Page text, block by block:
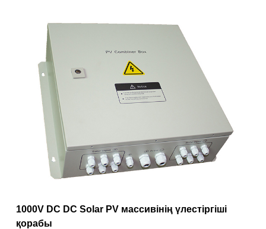
1000V DC DC Solar PV массивінің үлестіргіші
қорабы